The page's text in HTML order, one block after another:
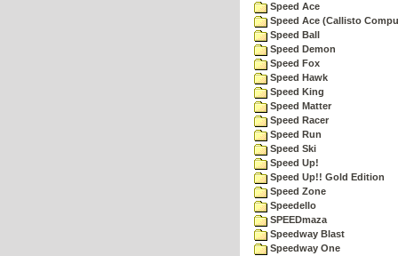
Speed Ace
Speed Ace (Callisto
Speed Ball
Speed Demon
Speed Fox
Speed Hawk
Speed King
Speed Matter
Speed Racer
Speed Run
Speed Ski
Speed Up!
Speed Up!! Gold Edition
Speed Zone
Speedello
SPEEDmaza
Speedway Blast
Speedway One